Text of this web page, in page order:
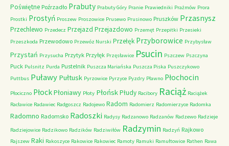
Poświętne Poźrzadło Prabuty Prabuty Góry Pranie Prawiedniki Prażmów Prora
Prostki Prostyń Proszew Proszowice Prusewo Prusinowo Pruszków Przasnysz
Przechlewo Przedecz Przejazd Przejazdowo Przemęt Przepitki Przesieki
Przeszkoda Przewodowo Przewóz Nurski Przełęk Przyborowice Przybysław
Przystań Przysucha Przytyk Przyłęk Przęsławice Psucin Pszczew Pszczyna
Puck Pulsnitz Purda Pustelnik Puszcza Mariańska Puszcza Piska Puszczykowo
Puttbus Puławy Pułtusk Pyrzowice Pyrzyce Pyzdry Pławno Płochocin
Płociczno PłockPłoniawy Płoty PłońskPłudy Racibory Raciąż Raciążek
Racławice Radawiec Radgoszcz Radojewo Radom Radomierz Radomierzyce Radomka
Radomno Radomsko Radoszki Radysy Radzanowo Radzanów Radzewo Radzieje
Radziejowice Radzikowo Radzików Radziwiłów Radzymin Radzyń Rajkowo
Rajszew Raki Rakoszyce Rakowice Rakowiec Ramoty Ramuki Ramułtowice Rathen Rawa